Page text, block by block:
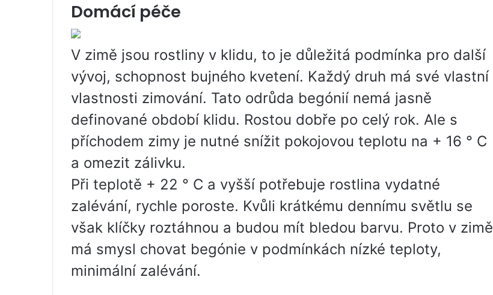
Domácí péče
V zimě jsou rostliny v klidu, to je důležitá podmínka pro další
vývoj, schopnost bujného kvetení. Každý druh má své vlastní
vlastnosti zimování. Tato odrůda begónií nemá jasně
definované období klidu. Rostou dobře po celý rok. Ale s
příchodem zimy je nutné snížit pokojovou teplotu na + 16 ° C
a omezit zálivku.
Při teplotě + 22 ° C a vyšší potřebuje rostlina vydatné
zalévání, rychle poroste. Kvůli krátkému dennímu světlu se
však klíčky roztáhnou a budou mít bledou barvu. Proto v zimě
má smysl chovat begónie v podmínkách nízké teploty,
minimální zalévání.